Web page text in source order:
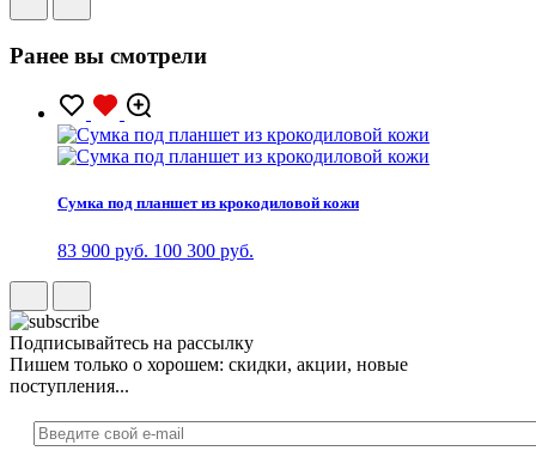
Ранее вы смотрели
Сумка под планшет из крокодиловой кожи
83 900 руб. 100 300 руб.
Подписывайтесь на рассылку
Пишем только о хорошем: скидки, акции, новые
поступления...